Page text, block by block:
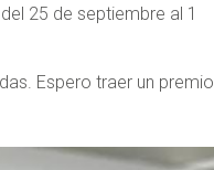
25 de septiembre al 1
Espero traer un premio